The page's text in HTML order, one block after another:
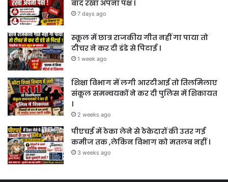
बाद रखा अपना पक्ष ।
7 days ago
स्कूल में छात्र राजकीय गीत नहीं गा पाया तो
टीचर ने कर दी डंडे से पिटाई ।
1 week ago
शिक्षा विभाग में लगी आरटीआई तो तिलमिलाए
संकूल समन्वयकों ने कर दी पुलिस में शिकायत
।
2 weeks ago
पीएचई में ठेका लेने से ठेकेदारों की उतर गई
कमीज तक ,लेकिन विभाग को मतलब नहीं ।
3 weeks ago